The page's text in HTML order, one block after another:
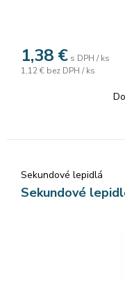
1,38 € s DPH / ks
1,12 € bez DPH / ks
Sekundové lepidlá
Sekundové